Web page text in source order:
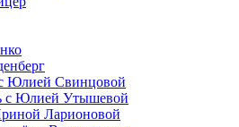
Юлией Свинцовой
с Юлией Утышевой
Ларионовой